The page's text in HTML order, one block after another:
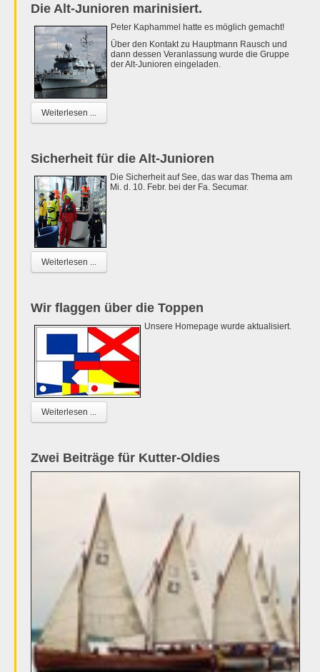
Die Alt-Junioren marinisiert.
Peter Kaphammel hatte es möglich gemacht!
Über den Kontakt zu Hauptmann Rausch und
dann dessen Veranlassung wurde die Gruppe
der Alt-Junioren eingeladen.
Weiterlesen ...
Sicherheit für die Alt-Junioren
Die Sicherheit auf See, das war das Thema am
Mi. d. 10. Febr. bei der Fa. Secumar.
Weiterlesen ...
Wir flaggen über die Toppen
Unsere Homepage wurde aktualisiert.
Weiterlesen ...
Zwei Beiträge für Kutter-Oldies